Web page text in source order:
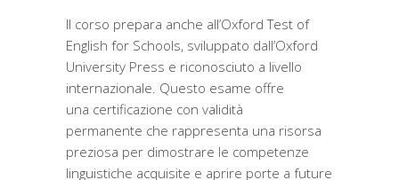
Il corso prepara anche all’Oxford Test of
English for Schools, sviluppato dall’Oxford
University Press e riconosciuto a livello
internazionale. Questo esame offre
una certificazione con validità
permanente che rappresenta una risorsa
preziosa per dimostrare le competenze
linguistiche acquisite e aprire porte a future